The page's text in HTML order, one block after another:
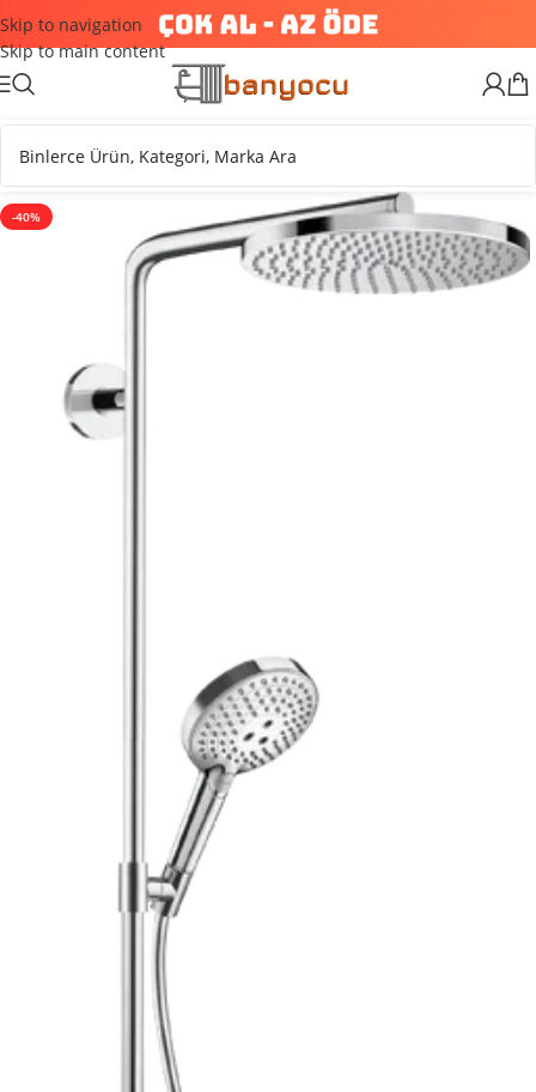
Skip to navigation
Skip to main content
-40%